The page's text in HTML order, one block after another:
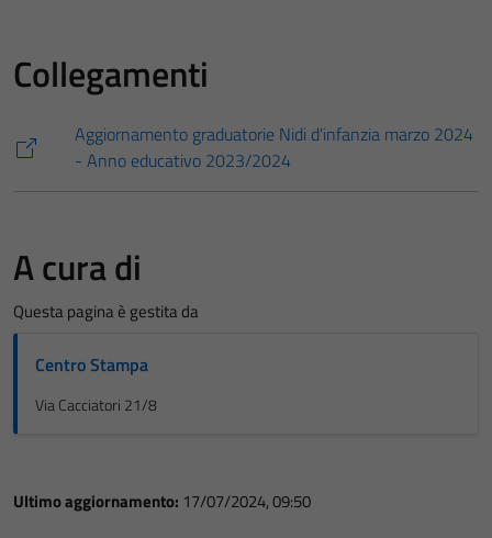
Collegamenti
Aggiornamento graduatorie Nidi d'infanzia marzo 2024
- Anno educativo 2023/2024
A cura di
Questa pagina è gestita da
Centro Stampa
Via Cacciatori 21/8
Ultimo aggiornamento: 17/07/2024, 09:50